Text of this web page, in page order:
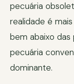
pecuária
realidade é
bem abaixo
pecuária
dominante.